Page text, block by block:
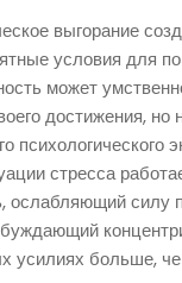
выгорание
условия для
может
достижения, но
психологического
стресса
ослабляющий силу
усилиях больше,